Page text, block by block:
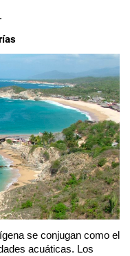
se conjugan como el
acuáticas. Los